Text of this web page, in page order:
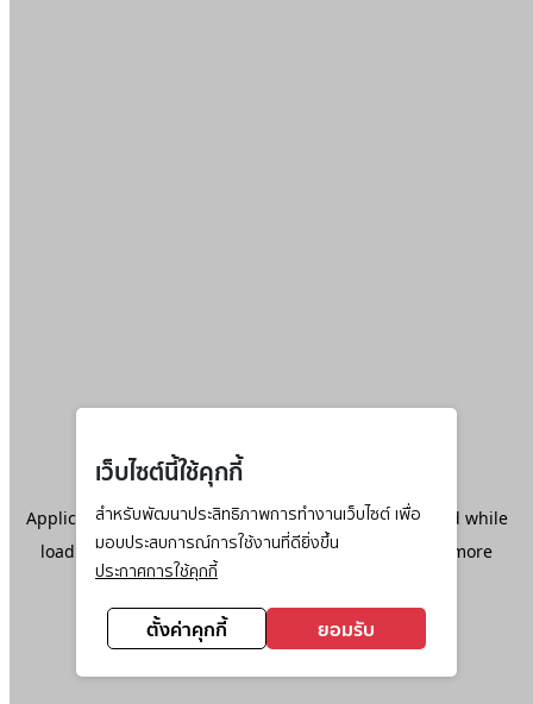
เว็บไซต์นี้ใช้คุกกี้
สำหรับพัฒนาประสิทธิภาพการทำงานเว็บไซต์ เพื่อ
มอบประสบการณ์การใช้งานที่ดียิ่งขึ้น
ประกาศการใช้คุกกี้
ตั้งค่าคุกกี้ ยอมรับ
Application error: aclient-side exception has occurred while
loadingwww.ktc.co.th(see the browser console
for more
information).